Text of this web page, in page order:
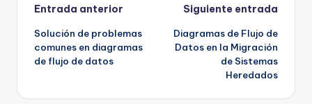
Navegación
de
entradas
Entrada anterior
Solución de problemas
comunes en diagramas
de flujo de datos
Siguiente entrada
Diagramas de Flujo de
Datos en la Migración
de Sistemas
Heredados